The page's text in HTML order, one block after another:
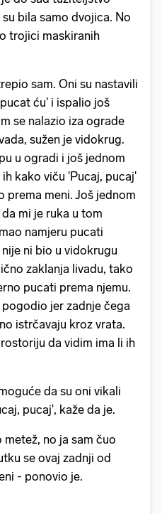
bila samo dvojica. No
trojici maskiranih
sam. Oni su nastavili
ću' i ispalio još
se nalazio iza ograde
sužen je vidokrug.
u ogradi i još jednom
kako viču 'Pucaj, pucaj'
prema meni. Još jednom
mi je ruka u tom
namjeru pucati
ni bio u vidokrugu
zaklanja livadu, tako
pucati prema njemu.
jer zadnje čega
istrčavaju kroz vrata.
da vidim ima li ih
da su oni vikali
pucaj', kaže da je.
no ja sam čuo
se ovaj zadnji od
- ponovio je.